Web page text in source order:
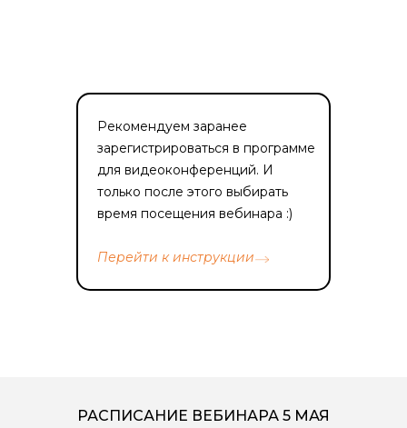
Рекомендуем заранее
зарегистрироваться в программе
для видеоконференций. И
только после этого выбирать
время посещения вебинара :)
Перейти к инструкции
РАСПИСАНИЕ ВЕБИНАРА 5 МАЯ